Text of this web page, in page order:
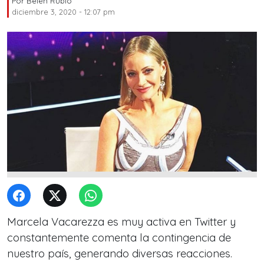
diciembre 3, 2020 - 12:07 pm
Marcela Vacarezza es muy activa en Twitter y
constantemente comenta la contingencia de
nuestro país, generando diversas reacciones.